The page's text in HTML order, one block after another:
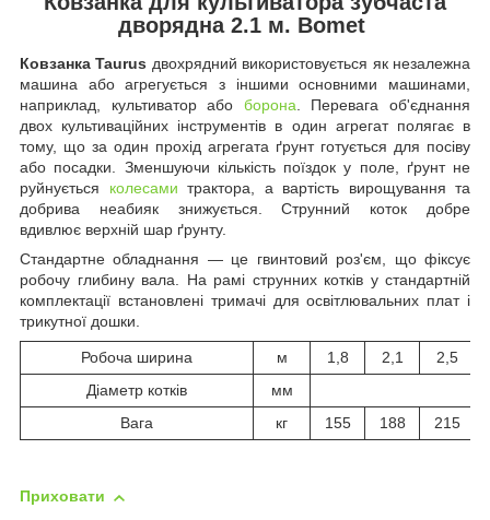
дворядна 2.1 м. Bomet
Ковзанка Taurus двохрядний використовується як незалежна
машина або агрегується з іншими основними машинами,
наприклад, культиватор або борона. Перевага об'єднання
двох культиваційних інструментів в один агрегат полягає в
тому, що за один прохід агрегата ґрунт готується для посіву
або посадки. Зменшуючи кількість поїздок у поле, ґрунт не
руйнується колесами трактора, а вартість вирощування та
добрива неабияк знижується. Струнний коток добре
вдивлює верхній шар ґрунту.
Стандартне обладнання — це гвинтовий роз'єм, що фіксує
робочу глибину вала. На рамі струнних котків у стандартній
комплектації встановлені тримачі для освітлювальних плат і
трикутної дошки.
Робоча ширина м 1,8 2,1 2,5
Діаметр котків
мм
Вага
кг 155 188 215
Приховати